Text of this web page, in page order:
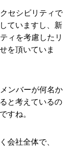
セシビリティで
ていますし、新
ィを考慮したリ
を頂いていま
ンバーが何名か
と考えているの
すね。
会社全体で、